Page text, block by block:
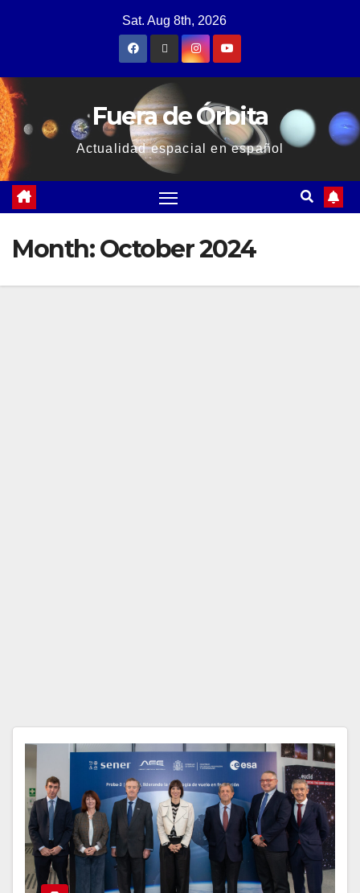
Sat. Aug 8th, 2026
Fuera de Órbita
Actualidad espacial en español
Month:October 2024